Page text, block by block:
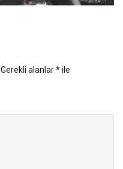
Gerekli alanlar*ile